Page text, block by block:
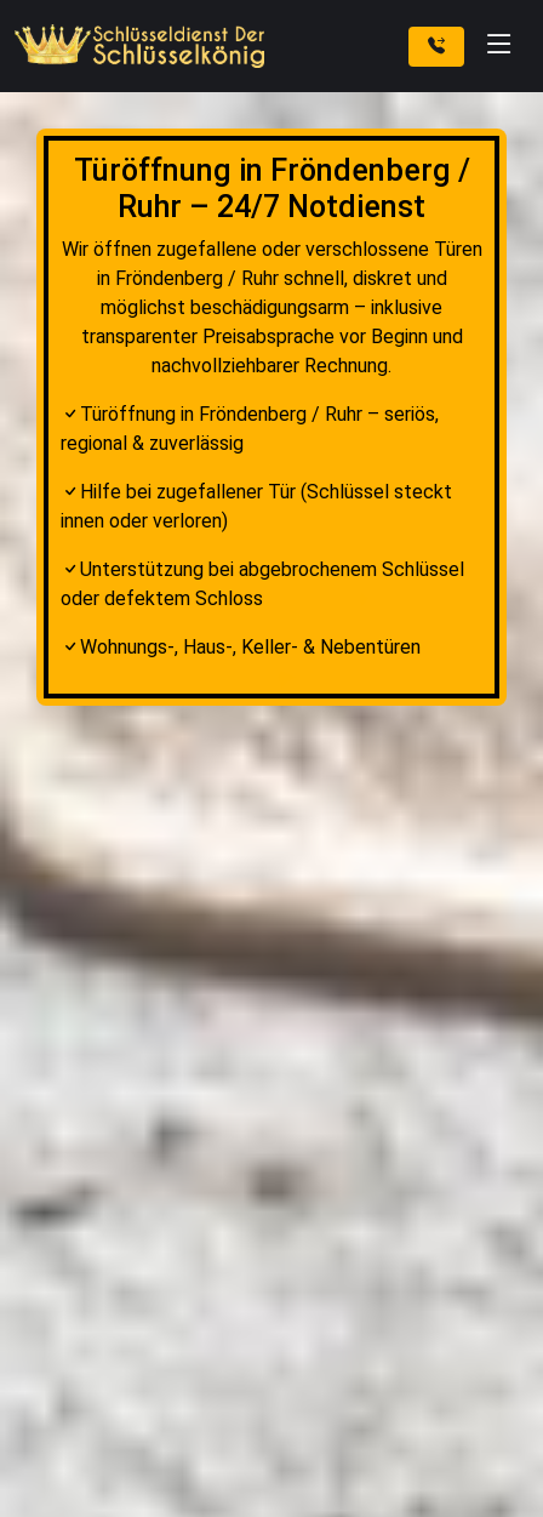
Türöffnung in Fröndenberg /
Ruhr – 24/7 Notdienst
Wir öffnen zugefallene oder verschlossene Türen
in Fröndenberg / Ruhr schnell, diskret und
möglichst beschädigungsarm – inklusive
transparenter Preisabsprache vor Beginn und
nachvollziehbarer Rechnung.
Türöffnung in Fröndenberg / Ruhr – seriös,
regional & zuverlässig
Hilfe bei zugefallener Tür (Schlüssel steckt
innen oder verloren)
Unterstützung bei abgebrochenem Schlüssel
oder defektem Schloss
Wohnungs-, Haus-, Keller- & Nebentüren